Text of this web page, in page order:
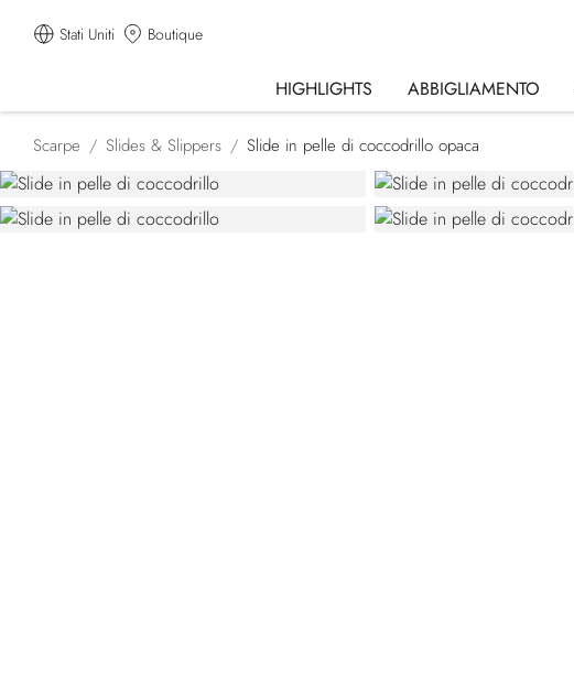
Stati Uniti Boutique
HIGHLIGHTS ABBIGLIAMENTO
Scarpe Slides & Slippers Slide in pelle di coccodrillo opaca